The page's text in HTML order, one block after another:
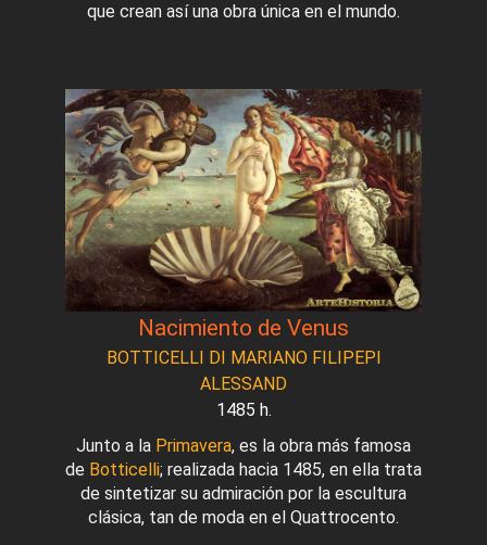
que crean así una obra única en el mundo.
Nacimiento de Venus
BOTTICELLI DI MARIANO FILIPEPI
ALESSAND
1485 h.
Junto a la Primavera, es la obra más famosa
de Botticelli; realizada hacia 1485, en ella trata
de sintetizar su admiración por la escultura
clásica, tan de moda en el Quattrocento.